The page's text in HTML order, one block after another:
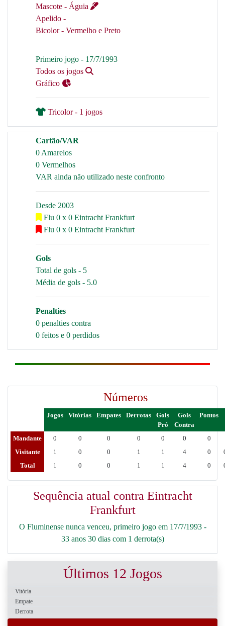
Mascote - Águia
Apelido -
Bicolor - Vermelho e Preto
Primeiro jogo - 17/7/1993
Todos os jogos
Gráfico
Tricolor - 1 jogos
Cartão/VAR
0 Amarelos
0 Vermelhos
VAR ainda não utilizado neste confronto
Desde 2003
Flu 0 x 0 Eintracht Frankfurt
Flu 0 x 0 Eintracht Frankfurt
Gols
Total de gols - 5
Média de gols - 5.0
Penalties
0 penalties contra
0 feitos e 0 perdidos
Números
Jogos Vitórias Empates Derrotas
Gols
Pró
Gols
Contra
Pontos
Mandante 0 0 0 0 0 0
0
Visitante
1 0 0 1 1 4 0
Total
1 0 0 1 1 4 0
Sequência atual contra Eintracht
Frankfurt
O Fluminense nunca venceu, primeiro jogo em 17/7/1993 -
33 anos 30 dias com 1 derrota(s)
Últimos 12 Jogos
Vitória
Empate
Derrota